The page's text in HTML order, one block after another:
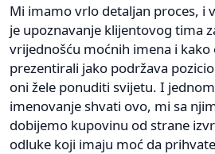
Mi imamo vrlo detaljan proces, i
je upoznavanje klijentovog tima
vrijednošću moćnih imena i
prezentirali jako podržava
oni žele ponuditi svijetu. I
imenovanje shvati ovo, mi sa
dobijemo kupovinu od strane
odluke koji imaju moć da